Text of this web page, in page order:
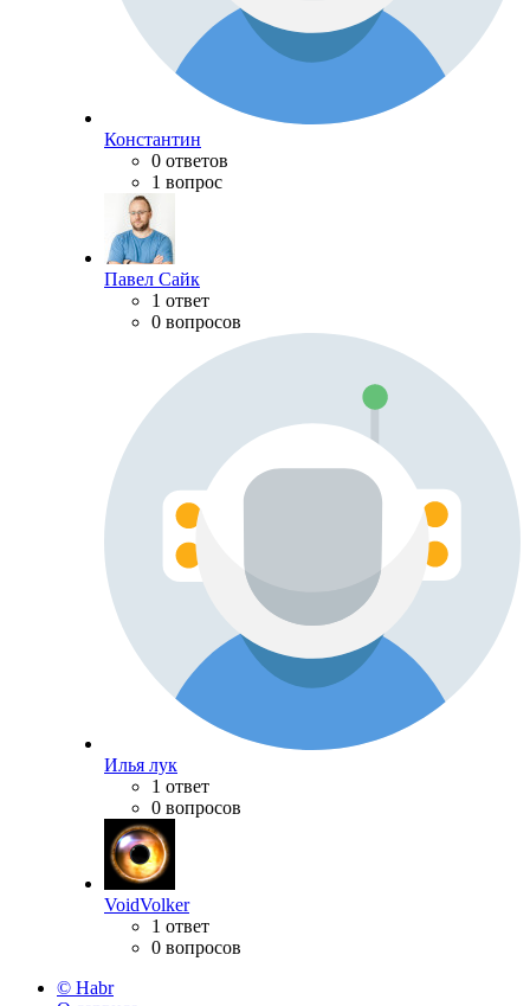
Константин
0 ответов
1 вопрос
Павел Сайк
1 ответ
0 вопросов
Илья лук
1 ответ
0 вопросов
VoidVolker
1 ответ
0 вопросов
© Habr